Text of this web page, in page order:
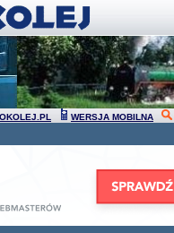
WERSJA MOBILNA